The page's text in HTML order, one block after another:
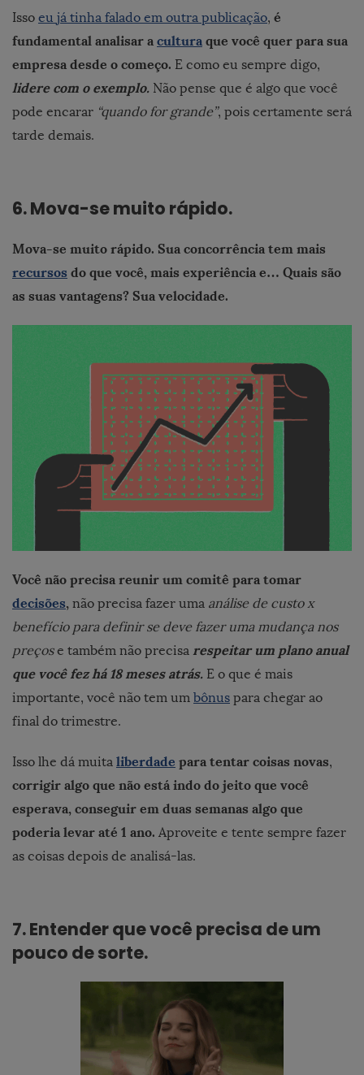
Isso eu já tinha falado em outra publicação, é
fundamental analisar a cultura que você quer para sua
empresa desde o começo. E como eu sempre digo,
lidere com o exemplo. Não pense que é algo que você
pode encarar “quando for grande”, pois certamente será
tarde demais.
6.Mova-se muito rápido.
Mova-se muito rápido. Sua concorrência tem mais
recursos do que você, mais experiência e… Quais são
as suas vantagens? Sua velocidade.
Você não precisa reunir um comitê para tomar
decisões, não precisa fazer uma análise de custo x
benefício para definir se deve fazer uma mudança nos
preçose também não precisa respeitar um plano anual
que você fez há 18 meses atrás. E o que é mais
importante, você não tem um bônus para chegar ao
final do trimestre.
Isso lhe dá muita liberdade para tentar coisas novas,
corrigir algo que não está indo do jeito que você
esperava, conseguir em duas semanas algo que
poderia levar até 1 ano. Aproveite e tente sempre fazer
as coisas depois de analisá-las.
7.Entender que você precisa de um
pouco de sorte.